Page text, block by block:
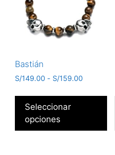
Bastián
S/149.00 - S/159.00
Seleccionar
opciones